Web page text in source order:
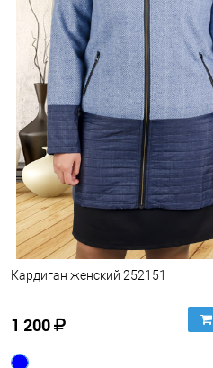
Кардиган женский 252151
1 200